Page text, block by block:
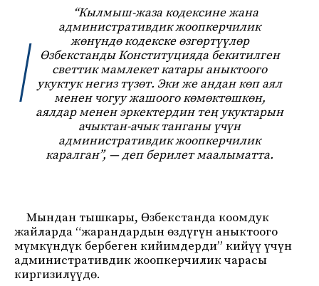
“Кылмыш-жаза кодексине жана
административдик жоопкерчилик
жөнүндө кодекске өзгөртүүлөр
Өзбекстанды Конституцияда бекитилген
светтик мамлекет катары аныктоого
укуктук негиз түзөт. Эки же андан көп аял
менен чогуу жашоого көмөктөшкөн,
аялдар менен эркектердин тең укуктарын
ачыктан-ачык танганы үчүн
административдик жоопкерчилик
каралган”, — деп берилет маалыматта.
Мындан тышкары, Өзбекстанда коомдук
жайларда “жарандардын өздүгүн аныктоого
мүмкүндүк бербеген кийимдерди” кийүү үчүн
административдик жоопкерчилик чарасы
киргизилүүдө.